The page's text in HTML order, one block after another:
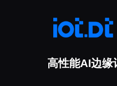
高性能AI边缘